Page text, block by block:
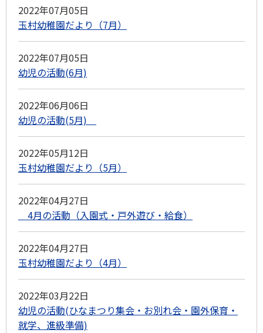
2022年07月05日
玉村幼稚園だより（7月）
2022年07月05日
幼児の活動(6月)
2022年06月06日
幼児の活動(5月)
2022年05月12日
玉村幼稚園だより（5月）
2022年04月27日
4月の活動（入園式・戸外遊び・給食）
2022年04月27日
玉村幼稚園だより（4月）
2022年03月22日
幼児の活動(ひなまつり集会・お別れ会・園外保育・
就学、進級準備)